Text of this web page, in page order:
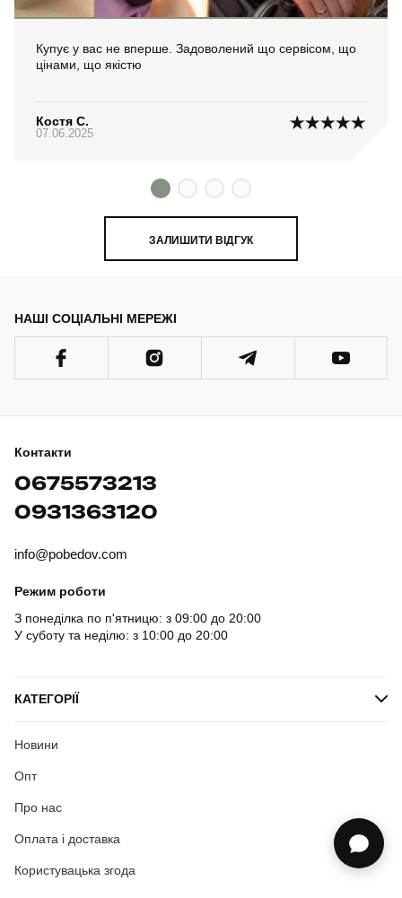
Купує у вас не вперше. Задоволений що сервісом, що
цінами, що якістю
Костя С.
07.06.2025
ЗАЛИШИТИ ВІДГУК
НАШІ СОЦІАЛЬНІ МЕРЕЖІ
Контакти
0675573213
0931363120
info@pobedov.com
Режим роботи
З понеділка по п'ятницю: з 09:00 до 20:00
У суботу та неділю: з 10:00 до 20:00
КАТЕГОРІЇ
Новини
Опт
Про нас
Оплата і доставка
Користувацька згода